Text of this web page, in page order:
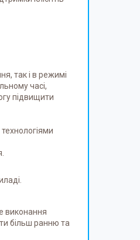
так і в режимі
часі,
підвищити
виконання
більш ранню та